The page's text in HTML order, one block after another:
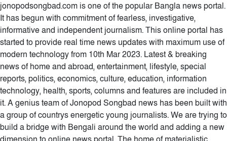
jonopodsongbad.com is one of the popular Bangla news portal.
It has begun with commitment of fearless, investigative,
informative and independent journalism. This online portal has
started to provide real time news updates with maximum use of
modern technology from 10th Mar 2023. Latest & breaking
news of home and abroad, entertainment, lifestyle, special
reports, politics, economics, culture, education, information
technology, health, sports, columns and features are included in
it. A genius team of Jonopod Songbad news has been built with
a group of countrys energetic young journalists. We are trying to
build a bridge with Bengali around the world and adding a new